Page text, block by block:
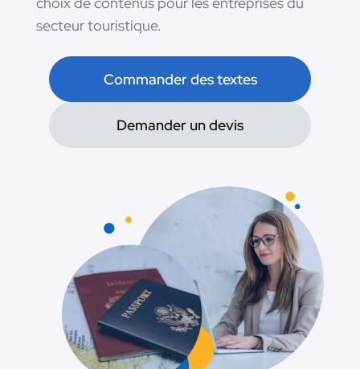
secteur touristique.
Commander des textes
Demander un devis